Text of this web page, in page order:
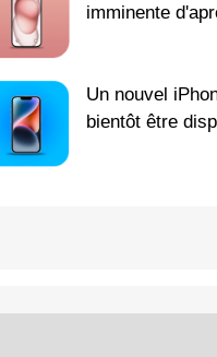
imminente
Un nouvel
bientôt être